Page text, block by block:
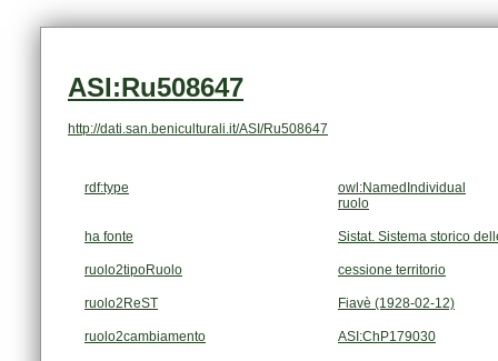
ASI:Ru508647
http://dati.san.beniculturali.it/ASI/Ru508647
rdf:type
owl:NamedIndividual
ruolo
ha fonte Sistat. Sistema storico
ruolo2tipoRuolo cessione territorio
ruolo2ReST Fiavè (1928-02-12)
ruolo2cambiamento ASI:ChP179030